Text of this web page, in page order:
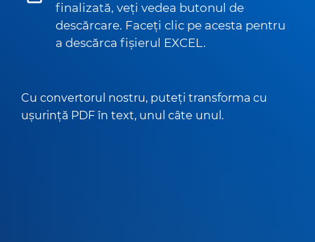
finalizată, veți vedea butonul de
descărcare. Faceți clic pe acesta pentru
a descărca fișierul EXCEL.
Cu convertorul nostru, puteți transforma cu
ușurință PDF în text, unul câte unul.